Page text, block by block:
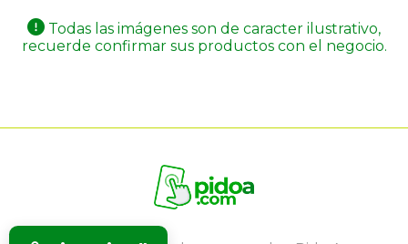
Todas las imágenes son de caracter ilustrativo,
recuerde confirmar sus productos con el negocio.